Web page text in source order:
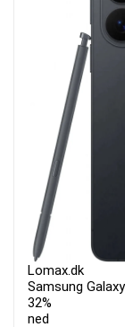
Lomax.dk
Samsung
32%
ned